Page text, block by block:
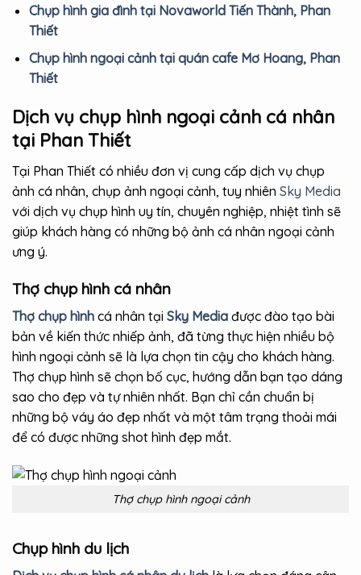
Chụp hình gia đình tại Novaworld Tiến Thành, Phan
Thiết
Chụp hình ngoại cảnh tại quán cafe Mơ Hoang, Phan
Thiết
Dịch vụ chụp hình ngoại cảnh cá nhân
tại Phan Thiết
Tại Phan Thiết có nhiều đơn vị cung cấp dịch vụ chụp
ảnh cá nhân, chụp ảnh ngoại cảnh, tuy nhiên Sky Media
với dịch vụ chụp hình uy tín, chuyên nghiệp, nhiệt tình sẽ
giúp khách hàng có những bộ ảnh cá nhân ngoại cảnh
ưng ý.
Thợ chụp hình cá nhân
Thợ chụp hình cá nhân tại Sky Media được đào tạo bài
bản về kiến thức nhiếp ảnh, đã từng thực hiện nhiều bộ
hình ngoại cảnh sẽ là lựa chọn tin cậy cho khách hàng.
Thợ chụp hình sẽ chọn bố cục, hướng dẫn bạn tạo dáng
sao cho đẹp và tự nhiên nhất. Bạn chỉ cần chuẩn bị
những bộ váy áo đẹp nhất và một tâm trạng thoải mái
để có được những shot hình đẹp mắt.
Thợ chụp hình ngoại cảnh
Chụp hình du lịch